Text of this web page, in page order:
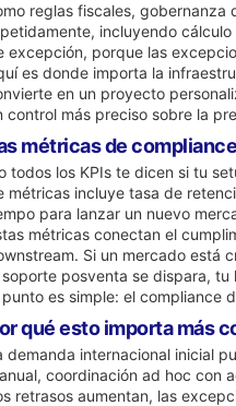
reglas fiscales, gobernanza
incluyendo
excepción, porque las
es donde importa la
en un proyecto
control más preciso sobre la
métricas de
todos los KPIs te dicen si tu
métricas incluye tasa de
para lanzar un nuevo
métricas conectan el
Si un mercado está
soporte posventa se dispara,
punto es simple: el compliance
qué esto importa más
demanda internacional inicial
coordinación ad hoc con
retrasos aumentan, las